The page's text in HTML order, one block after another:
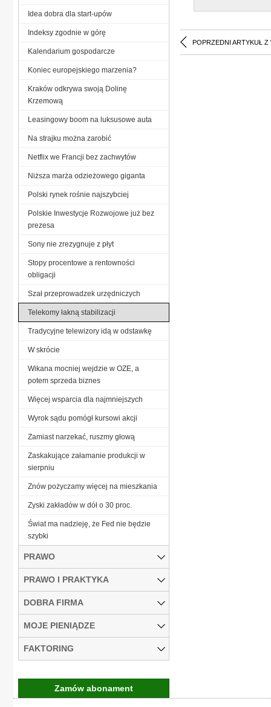
POPRZEDNI ARTYKUŁ Z
Idea dobra dla start-upów
Indeksy zgodnie w górę
Kalendarium gospodarcze
Koniec europejskiego marzenia?
Kraków odkrywa swoją Dolinę
Krzemową
Leasingowy boom na luksusowe auta
Na strajku można zarobić
Netflix we Francji bez zachwytów
Niższa marża odzieżowego giganta
Polski rynek rośnie najszybciej
Polskie Inwestycje Rozwojowe już bez
prezesa
Sony nie zrezygnuje z płyt
Stopy procentowe a rentowności
obligacji
Szał przeprowadzek urzędniczych
Telekomy łakną stabilizacji
Tradycyjne telewizory idą w odstawkę
W skrócie
Wikana mocniej wejdzie w OZE, a
potem sprzeda biznes
Więcej wsparcia dla najmniejszych
Wyrok sądu pomógł kursowi akcji
Zamiast narzekać, ruszmy głową
Zaskakujące załamanie produkcji w
sierpniu
Znów pożyczamy więcej na mieszkania
Zyski zakładów w dół o 30 proc.
Świat ma nadzieję, że Fed nie będzie
szybki
PRAWO
PRAWO I PRAKTYKA
DOBRA FIRMA
MOJE PIENIĄDZE
FAKTORING
Zamów abonament